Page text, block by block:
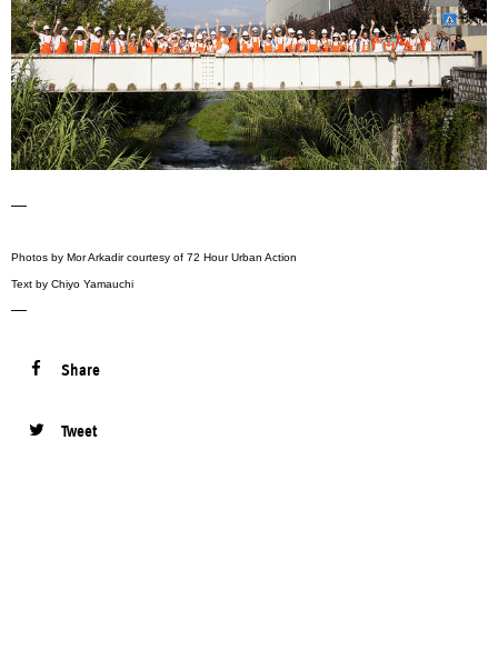
—
Photos by Mor Arkadir courtesy of 72 Hour Urban Action
Text by Chiyo Yamauchi
—
Share
Tweet